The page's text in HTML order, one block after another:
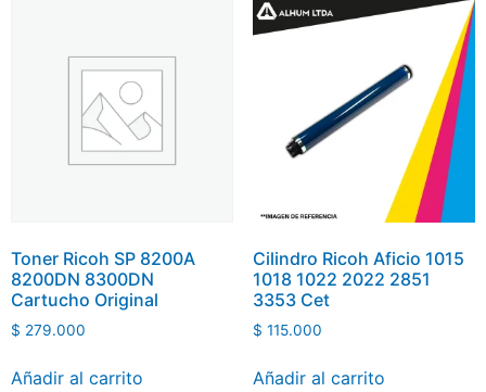
Toner Ricoh SP 8200A
8200DN 8300DN
Cartucho Original
$ 279.000
Añadir al carrito
Cilindro Ricoh Aficio 1015
1018 1022 2022 2851
3353 Cet
$ 115.000
Añadir al carrito